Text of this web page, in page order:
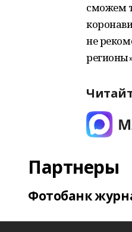
сможем
не
Партнеры
Фотобанк